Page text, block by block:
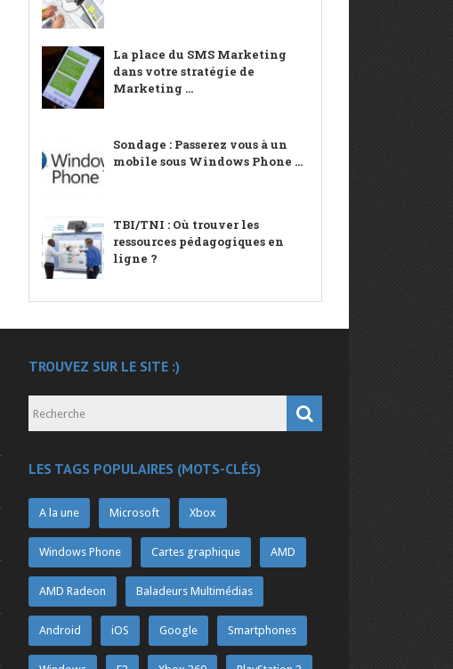
La place du SMS Marketing
dans votre stratégie de
Marketing ...
Sondage : Passerez vous à un
mobile sous Windows Phone ...
TBI/TNI : Où trouver les
ressources pédagogiques en
ligne ?
TROUVEZ SUR LE SITE :)
LES TAGS POPULAIRES (MOTS-CLÉS)
A la une Microsoft Xbox
Windows Phone Cartes graphique AMD
AMD Radeon Baladeurs Multimédias
Android iOS Google Smartphones